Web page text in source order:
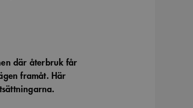
där återbruk får
framåt. Här